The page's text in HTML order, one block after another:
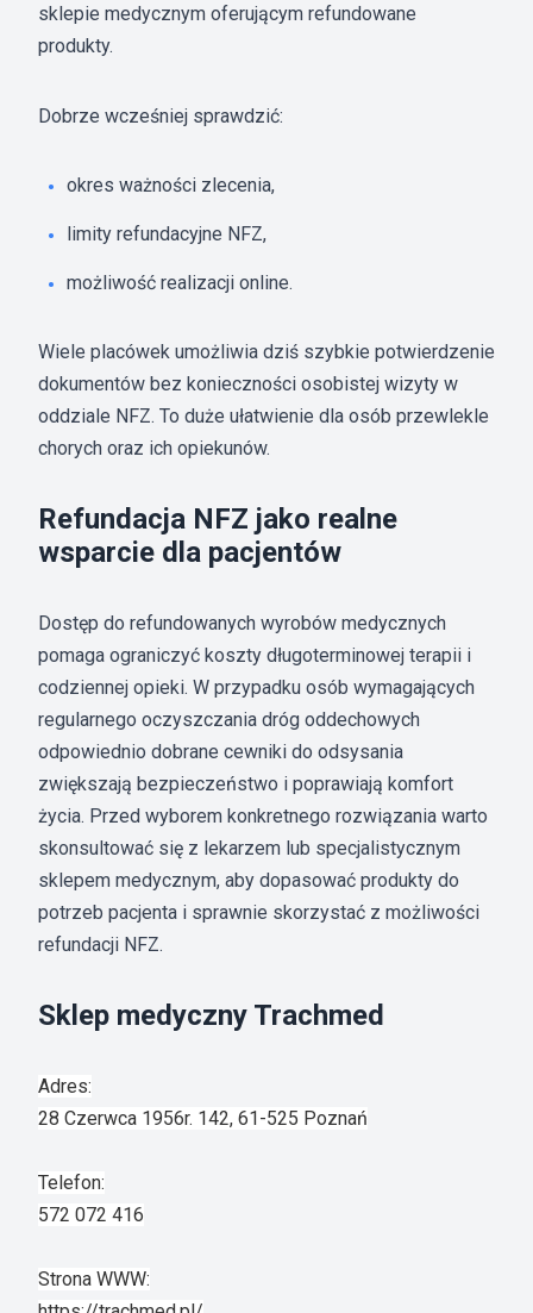
sklepie medycznym oferującym refundowane
produkty.
Dobrze wcześniej sprawdzić:
okres ważności zlecenia,
limity refundacyjne NFZ,
możliwość realizacji online.
Wiele placówek umożliwia dziś szybkie potwierdzenie
dokumentów bez konieczności osobistej wizyty w
oddziale NFZ. To duże ułatwienie dla osób przewlekle
chorych oraz ich opiekunów.
Refundacja NFZ jako realne
wsparcie dla pacjentów
Dostęp do refundowanych wyrobów medycznych
pomaga ograniczyć koszty długoterminowej terapii i
codziennej opieki. W przypadku osób wymagających
regularnego oczyszczania dróg oddechowych
odpowiednio dobrane cewniki do odsysania
zwiększają bezpieczeństwo i poprawiają komfort
życia. Przed wyborem konkretnego rozwiązania warto
skonsultować się z lekarzem lub specjalistycznym
sklepem medycznym, aby dopasować produkty do
potrzeb pacjenta i sprawnie skorzystać z możliwości
refundacji NFZ.
Sklep medyczny Trachmed
Adres:
28 Czerwca 1956r. 142, 61-525 Poznań
Telefon:
572 072 416
Strona WWW: